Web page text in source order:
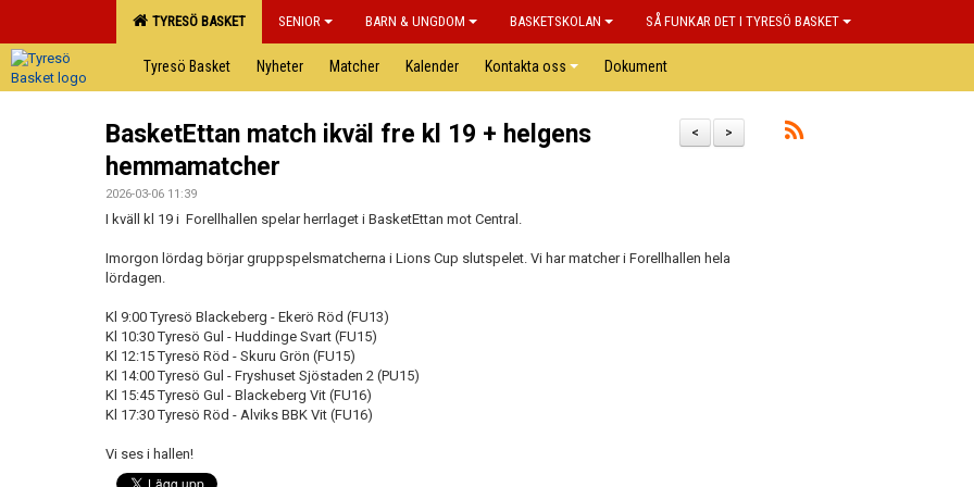
TYRESÖ BASKET SENIOR BARN & UNGDOM BASKETSKOLAN SÅ FUNKAR DET I TYRESÖ BASKET
Tyresö Basket Nyheter Matcher Kalender Kontakta oss Dokument
>
<
BasketEttan match ikväl fre kl 19 + helgens
hemmamatcher
2026-03-06 11:39
I kväll kl 19 i Forellhallen spelar herrlaget i BasketEttan mot Central.
Imorgon lördag börjar gruppspelsmatcherna i Lions Cup slutspelet. Vi har matcher i Forellhallen hela
lördagen.
Kl 9:00 Tyresö Blackeberg - Ekerö Röd (FU13)
Kl 10:30 Tyresö Gul - Huddinge Svart (FU15)
Kl 12:15 Tyresö Röd - Skuru Grön (FU15)
Kl 14:00 Tyresö Gul - Fryshuset Sjöstaden 2 (PU15)
Kl 15:45 Tyresö Gul - Blackeberg Vit (FU16)
Kl 17:30 Tyresö Röd - Alviks BBK Vit (FU16)
Vi ses i hallen!